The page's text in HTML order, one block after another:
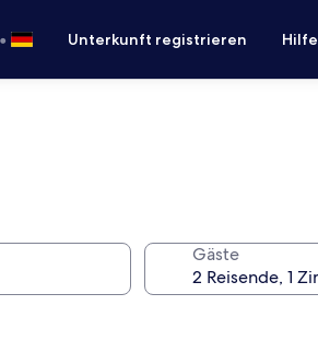
• Unterkunft registrieren Hilfe
Gäste